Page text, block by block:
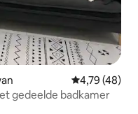
Gemiddelde
4,79 (48)
gedeelde badkamer